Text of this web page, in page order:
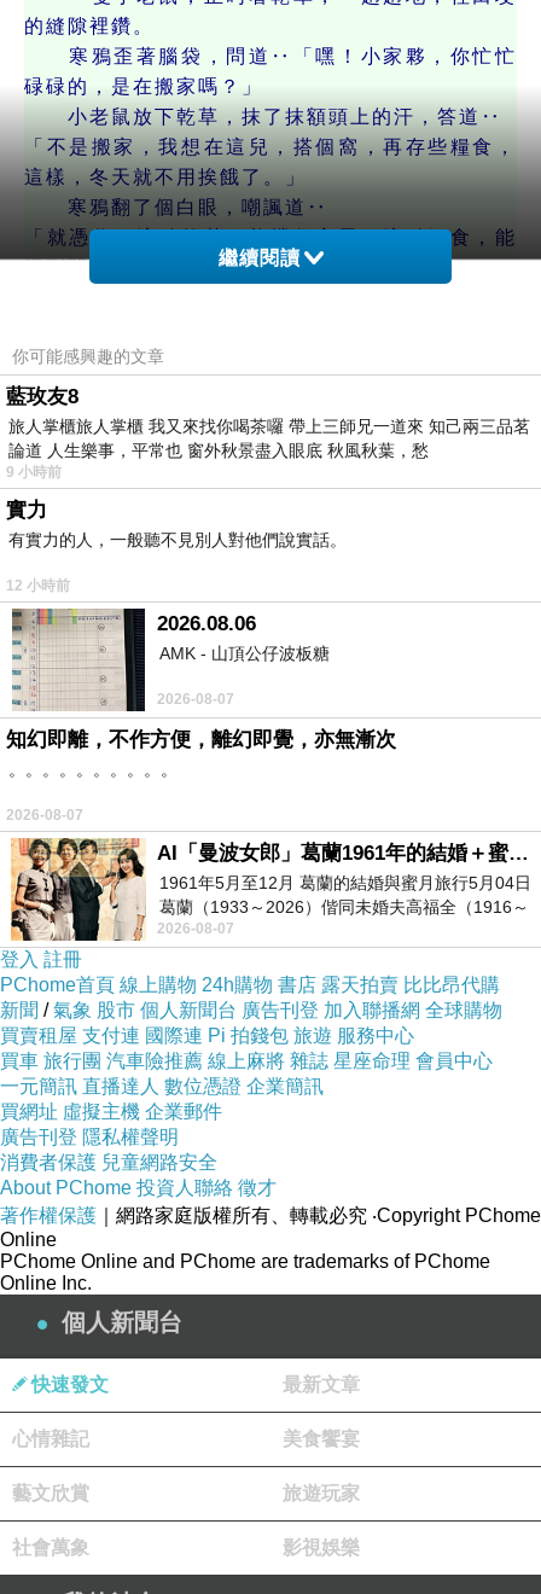
的縫隙裡鑽。
寒鴉歪著腦袋，問道‥「嘿！小家夥，你忙忙
碌碌的，是在搬家嗎？」
小老鼠放下乾草，抹了抹額頭上的汗，答道‥
「不是搬家，我想在這兒，搭個窩，再存些糧食，
這樣，冬天就不用挨餓了。」
寒鴉翻了個白眼，嘲諷道‥
「就憑你？這點乾草，能擋住寒風？這點糧食，能
撐到開春？
服！」
寒鴉飛累了，停在農戶的窗台上休息。但見
——
一隻小貓，正踮著腳尖，努力地，想要夠到窗
台上的毛線球。
寒鴉好奇地問道‥「喂！小短腿！你這是在做
小貓晃了晃尾巴，認真地說‥
「我想學會爬高，這樣，以後，就能幫主人，抓老
鼠了。」
寒鴉‥「哈哈哈……」笑得差點從窗台上，掉
下去，叫道‥
「你也不看看，自己那小身板，連個毛線球，都夠
不到，還想抓老鼠？
我看你還是乖乖地，趴在火爐邊睡覺吧！」
日子一天天過去，寒風漸漸平息，溫暖的春
天，終於來了。
寒鴉又飛到了老槐樹下，他驚訝地發現‥
原本光禿禿的雪地裡，竟然長出了一片嫩綠的
小苗。
小蟲子，正趴在葉子上，悠悠地，曬著太陽。
寒鴉又飛到田埂邊，但見——
小老鼠，正從窩裡鑽出來，身邊堆滿了金黃的
麥粒。小老鼠笑著對他說‥「你看，我存的糧食，
夠吃一整個春天了！」
寒鴉又飛到農戶的窗台上，但見——
小貓正靈活地，爬上窗台，一下子就，抓住了
一隻，偷吃東西的老鼠。
主人笑著摸了摸，小貓的頭，誇獎道‥「真是
一隻好貓！」
寒鴉瞪大了眼睛，不敢相信，眼前的一切——
寒鴉張了張嘴，想要說些什麼，卻發現‥自己什麼
也說不出來。
寒鴉從此以後，再也不敢，隨便嘲諷別人了！
終於明白‥
只要堅持下去，總有一天，就會獲得，美好的成
果。
繼續閱讀
你可能感興趣的文章
藍玫友8
旅人掌櫃旅人掌櫃 我又來找你喝茶囉 帶上三師兄一道來 知己兩三品茗
論道 人生樂事，平常也 窗外秋景盡入眼底 秋風秋葉，愁
9 小時前
實力
有實力的人，一般聽不見別人對他們說實話。
12 小時前
2026.08.06
AMK - 山頂公仔波板糖
2026-08-07
知幻即離，不作方便，離幻即覺，亦無漸次
。。。。。。。。。。
2026-08-07
AI「曼波女郎」葛蘭1961年的結婚＋蜜月旅行 #戀上老電影 #葛蘭 #粟子
1961年5月至12月 葛蘭的結婚與蜜月旅行5月04日
葛蘭（1933～2026）偕同未婚夫高福全（1916～
2004）乘郵輪赴倫敦6月15日於英國倫敦St.S
2026-08-07
登入 註冊
PChome首頁 線上購物 24h購物 書店 露天拍賣 比比昂代購
新聞 /氣象 股市 個人新聞台 廣告刊登 加入聯播網 全球購物
買賣租屋 支付連 國際連 Pi 拍錢包 旅遊 服務中心
買車 旅行團 汽車險推薦 線上麻將 雜誌 星座命理 會員中心
一元簡訊 直播達人 數位憑證 企業簡訊
買網址 虛擬主機 企業郵件
廣告刊登 隱私權聲明
消費者保護 兒童網路安全
About PChome 投資人聯絡 徵才
著作權保護 ｜網路家庭版權所有、轉載必究 ‧Copyright PChome
Online
PChome Online and PChome are trademarks of PChome
Online Inc.
個人新聞台
快速發文 最新文章
心情雜記 美食饗宴
藝文欣賞 旅遊玩家
社會萬象 影視娛樂